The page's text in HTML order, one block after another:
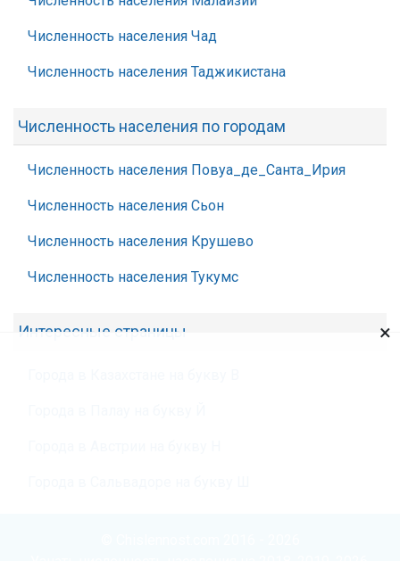
Численность населения Чад
Численность населения Таджикистана
Численность населения по городам
Численность населения Повуа_де_Санта_Ирия
Численность населения Сьон
Численность населения Крушево
Численность населения Тукумс
Интересные страницы ×